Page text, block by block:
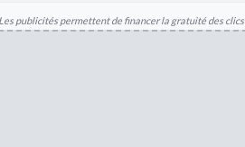
Les publicités permettent de financer la gratuité des clics